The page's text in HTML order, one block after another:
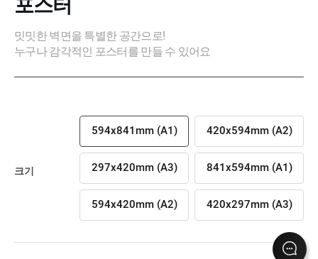
포스터
밋밋한 벽면을 특별한 공간으로!
누구나 감각적인 포스터를 만들 수 있어요
크기
594x841mm (A1) 420x594mm (A2)
297x420mm (A3) 841x594mm (A1)
594x420mm (A2) 420x297mm (A3)